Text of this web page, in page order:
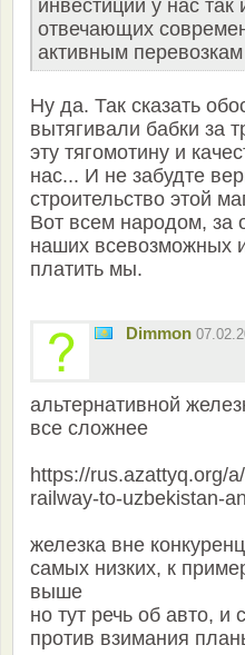
инвестиций у нас так
отвечающих
активным перевозкам
Ну да. Так сказать
вытягивали бабки за
эту тягомотину и
нас... И не забудте
строительство этой
Вот всем народом, за
наших всевозможных
платить мы.
Dimmon
альтернативной
все сложнее
https://rus.azattyq.org/
railway-to-uzbekistan-
железка вне
самых низких, к
выше
но тут речь об авто, и
против взимания